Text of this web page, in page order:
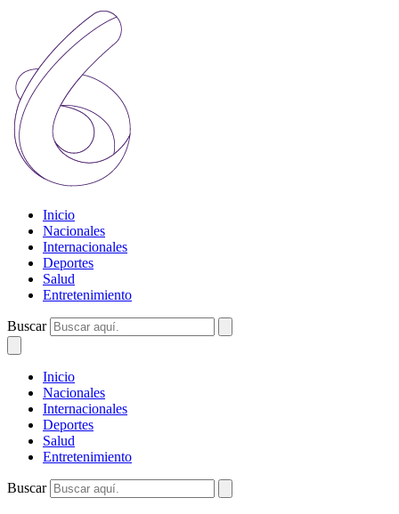
Inicio
Nacionales
Internacionales
Deportes
Salud
Entretenimiento
Buscar
Inicio
Nacionales
Internacionales
Deportes
Salud
Entretenimiento
Buscar